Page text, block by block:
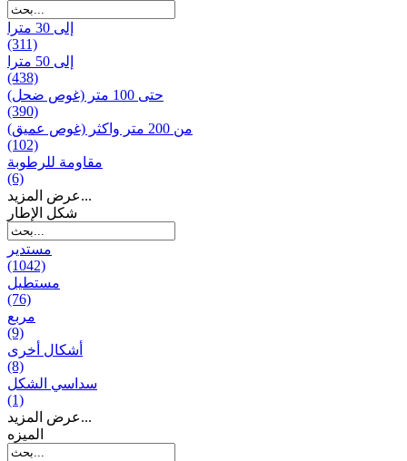
إلى 30 مترا
(311)
إلى 50 مترا
(438)
حتى 100 متر (غوص ضحل)
(390)
من 200 متر واکثر (غوص عميق)
(102)
مقاومة للرطوبة
(6)
عرض المزيد...
شكل الإطار
مستدير
(1042)
مستطيل
(76)
مربع
(9)
أشكال أخرى
(8)
سداسي الشكل
(1)
عرض المزيد...
المیزه